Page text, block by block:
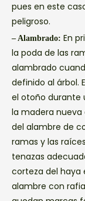
pues en este
peligroso.
– Alambrado: En
la poda de las
alambrado
definido al árbol.
el otoño durante
la madera nueva
del alambre de
ramas y las
tenazas
corteza del haya
alambre con